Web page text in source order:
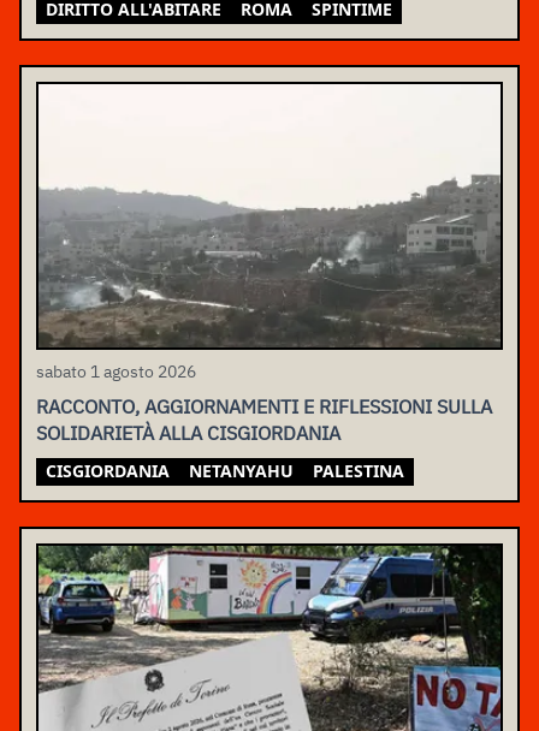
DIRITTO ALL'ABITARE ROMA SPINTIME
sabato 1 agosto 2026
RACCONTO, AGGIORNAMENTI E RIFLESSIONI SULLA
SOLIDARIETÀ ALLA CISGIORDANIA
CISGIORDANIA NETANYAHU PALESTINA